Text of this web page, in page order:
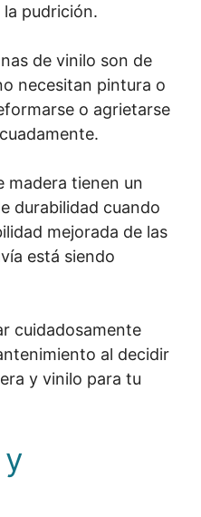
pudrición.
de vinilo son de
necesitan pintura o
o agrietarse
madera tienen un
durabilidad cuando
mejorada de las
está siendo
cuidadosamente
al decidir
y vinilo para tu